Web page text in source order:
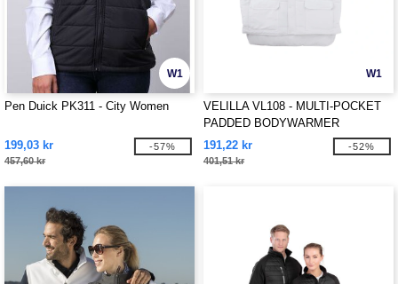
W1
Pen Duick PK311 - City Women
199,03 kr
457,60 kr
-57%
W1
VELILLA VL108 - MULTI-POCKET
PADDED BODYWARMER
191,22 kr
401,51 kr
-52%